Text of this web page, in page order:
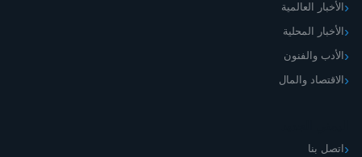
الأخبار العالمية
الأخبار المحلية
الأدب والفنون
الاقتصاد والمال
اتصل بنا